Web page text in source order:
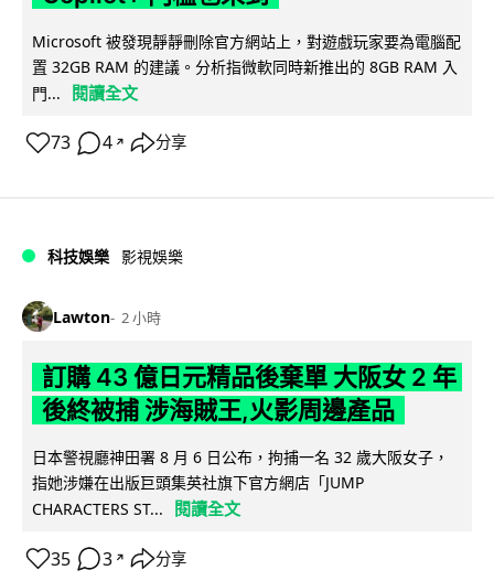
Microsoft 被發現靜靜刪除官方網站上，對遊戲玩家要為電腦配
置 32GB RAM 的建議。分析指微軟同時新推出的 8GB RAM 入
門...
閱讀全文
73 4 ↗ 分享
科技娛樂 影視娛樂
Lawton 2 小時
訂購 43 億日元精品後棄單 大阪女 2 年
後終被捕 涉海賊王,火影周邊產品
日本警視廳神田署 8 月 6 日公布，拘捕一名 32 歲大阪女子，
指她涉嫌在出版巨頭集英社旗下官方網店「JUMP
CHARACTERS ST...
閱讀全文
35 3 ↗ 分享